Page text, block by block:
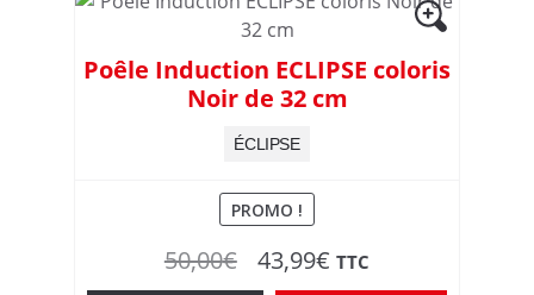
42,00€. 37,99€.
Poêle Induction ECLIPSE coloris
Noir de 32 cm
ÉCLIPSE
PROMO !
50,00€
Le
43,99€ Le
TTC